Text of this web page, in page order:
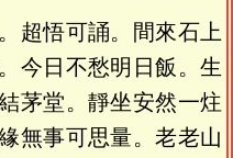
超悟可誦。間來石上
今日不愁明日飯。生
茅堂。靜坐安然一炷
無事可思量。老老山